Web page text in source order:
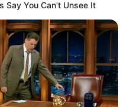
noticias que le
bien informado, por
notificaciones de Alerta.
Say You Can't Unsee It